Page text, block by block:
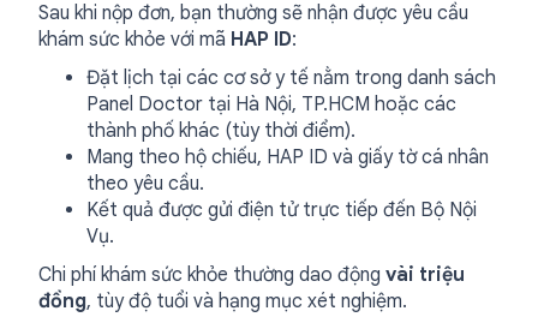
Sau khi nộp đơn, bạn thường sẽ nhận được yêu cầu
khám sức khỏe với mã HAP ID:
Đặt lịch tại các cơ sở y tế nằm trong danh sách
Panel Doctor tại Hà Nội, TP.HCM hoặc các
thành phố khác (tùy thời điểm).
Mang theo hộ chiếu, HAP ID và giấy tờ cá nhân
theo yêu cầu.
Kết quả được gửi điện tử trực tiếp đến Bộ Nội
Vụ.
Chi phí khám sức khỏe thường dao động vài triệu
đồng, tùy độ tuổi và hạng mục xét nghiệm.